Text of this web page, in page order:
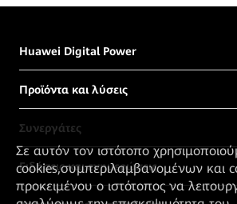
Huawei Digital Power
Προϊόντα και λύσεις
Συνεργάτες
Ειδήσεις και ενημερώσεις
Σε αυτόν τον ιστότοπο
cookies,συμπεριλαμβανομένων και
προκειμένου ο ιστότοπος να